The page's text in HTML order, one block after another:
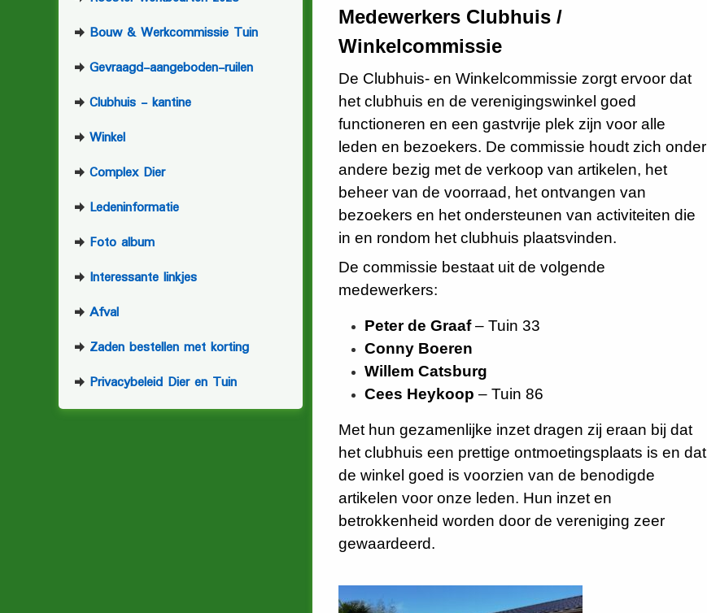
Medewerkers Clubhuis /
Winkelcommissie
De Clubhuis- en Winkelcommissie zorgt ervoor dat
het clubhuis en de verenigingswinkel goed
functioneren en een gastvrije plek zijn voor alle
leden en bezoekers. De commissie houdt zich onder
andere bezig met de verkoop van artikelen, het
beheer van de voorraad, het ontvangen van
bezoekers en het ondersteunen van activiteiten die
in en rondom het clubhuis plaatsvinden.
De commissie bestaat uit de volgende
medewerkers:
Peter de Graaf– Tuin 33
Conny Boeren
Willem Catsburg
Cees Heykoop – Tuin 86
Met hun gezamenlijke inzet dragen zij eraan bij dat
het clubhuis een prettige ontmoetingsplaats is en dat
de winkel goed is voorzien van de benodigde
artikelen voor onze leden. Hun inzet en
betrokkenheid worden door de vereniging zeer
gewaardeerd.
Bouw & Werkcommissie Tuin
Gevraagd-aangeboden-ruilen
Clubhuis - kantine
Winkel
Complex Dier
Ledeninformatie
Foto album
Interessante linkjes
Afval
Zaden bestellen met korting
Privacybeleid Dier en Tuin